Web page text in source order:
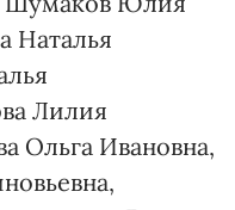
Наталья
Лилия
Ольга Ивановна,